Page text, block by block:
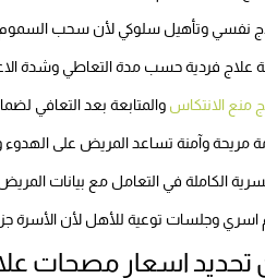
نفسي وتأهيل سلوكي لأن سحب السموم
علاج فردية حسب مدة التعاطي وشدة
منع الانتكاس والمتابعة بعد التعافي
مريحة وآمنة تساعد المريض على الهدوء
الكاملة في التعامل مع بيانات المريض
وجلسات توعية للأهل لأن الأسرة
اسعار مصحات